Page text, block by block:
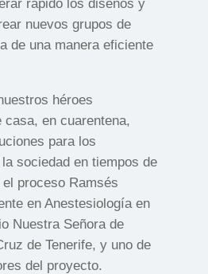
rápido los diseños y
nuevos grupos de
de una manera eficiente
héroes
casa, en cuarentena,
para los
sociedad en tiempos de
proceso Ramsés
en Anestesiología en
Nuestra Señora de
de Tenerife, y uno de
del proyecto.